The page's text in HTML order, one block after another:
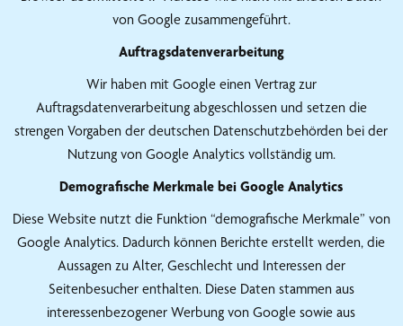
von Google zusammengeführt.
Auftragsdatenverarbeitung
Wir haben mit Google einen Vertrag zur
Auftragsdatenverarbeitung abgeschlossen und setzen die
strengen Vorgaben der deutschen Datenschutzbehörden bei der
Nutzung von Google Analytics vollständig um.
Demografische Merkmale bei Google Analytics
Diese Website nutzt die Funktion “demografische Merkmale” von
Google Analytics. Dadurch können Berichte erstellt werden, die
Aussagen zu Alter, Geschlecht und Interessen der
Seitenbesucher enthalten. Diese Daten stammen aus
interessenbezogener Werbung von Google sowie aus